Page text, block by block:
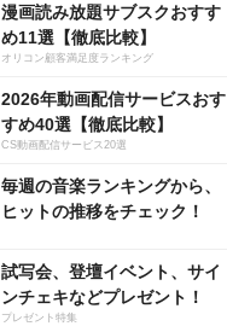
漫画読み放題サブスクおすす
め11選【徹底比較】
オリコン顧客満足度ランキング
2026年動画配信サービスおす
すめ40選【徹底比較】
CS動画配信サービス20選
毎週の音楽ランキングから、
ヒットの推移をチェック！
試写会、登壇イベント、サイ
ンチェキなどプレゼント！
プレゼント特集